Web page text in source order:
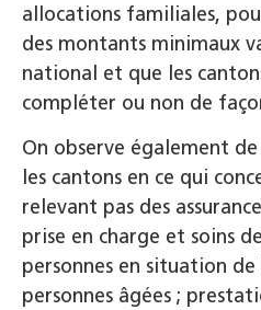
allocations familiales,
des montants minimaux
national et que les
compléter ou non de
On observe également
les cantons en ce qui
relevant pas des
prise en charge et soins
personnes en situation
personnes âgées ;